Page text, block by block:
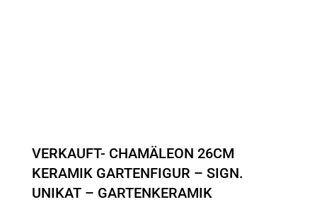
VERKAUFT- CHAMÄLEON 26CM
KERAMIK GARTENFIGUR – SIGN.
UNIKAT – GARTENKERAMIK